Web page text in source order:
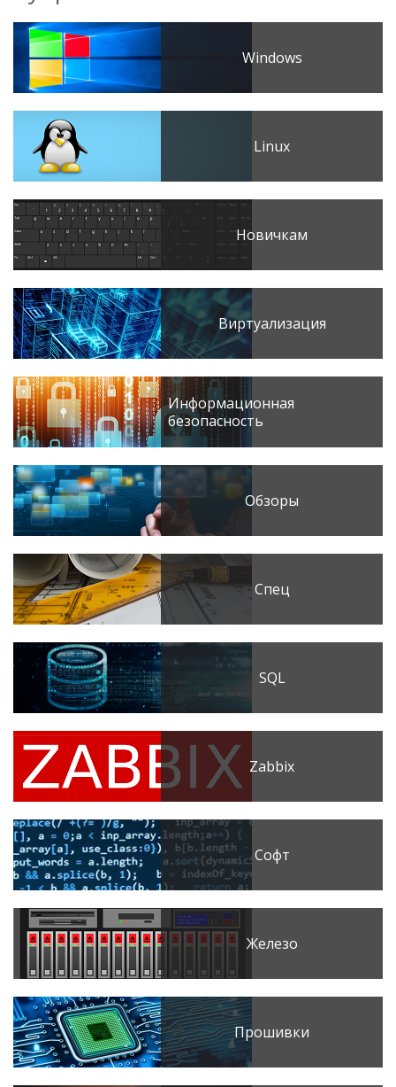
Windows
Linux
Новичкам
Виртуализация
Информационная
безопасность
Обзоры
Спец
SQL
Zabbix
Софт
Железо
Прошивки